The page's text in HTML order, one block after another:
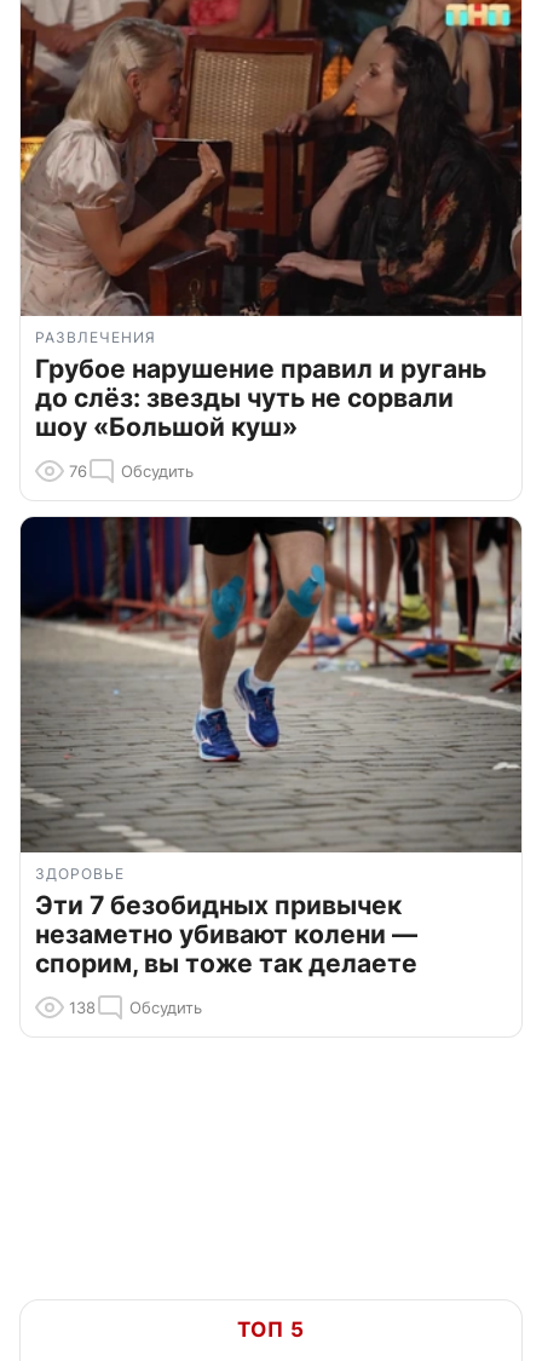
РАЗВЛЕЧЕНИЯ
Грубое нарушение правил и ругань
до слёз: звезды чуть не сорвали
шоу «Большой куш»
76 Обсудить
ЗДОРОВЬЕ
Эти 7 безобидных привычек
незаметно убивают колени —
спорим, вы тоже так делаете
138 Обсудить
ТОП 5